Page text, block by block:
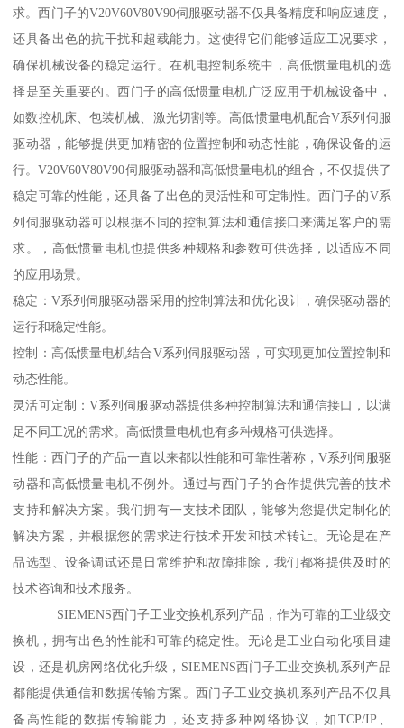
求。西门子的V20V60V80V90伺服驱动器不仅具备精度和响应速度，
还具备出色的抗干扰和超载能力。这使得它们能够适应工况要求，
确保机械设备的稳定运行。在机电控制系统中，高低惯量电机的选
择是至关重要的。西门子的高低惯量电机广泛应用于机械设备中，
如数控机床、包装机械、激光切割等。高低惯量电机配合V系列伺服
驱动器，能够提供更加精密的位置控制和动态性能，确保设备的运
行。V20V60V80V90伺服驱动器和高低惯量电机的组合，不仅提供了
稳定可靠的性能，还具备了出色的灵活性和可定制性。西门子的V系
列伺服驱动器可以根据不同的控制算法和通信接口来满足客户的需
求。，高低惯量电机也提供多种规格和参数可供选择，以适应不同
的应用场景。
稳定：V系列伺服驱动器采用的控制算法和优化设计，确保驱动器的
运行和稳定性能。
控制：高低惯量电机结合V系列伺服驱动器，可实现更加位置控制和
动态性能。
灵活可定制：V系列伺服驱动器提供多种控制算法和通信接口，以满
足不同工况的需求。高低惯量电机也有多种规格可供选择。
性能：西门子的产品一直以来都以性能和可靠性著称，V系列伺服驱
动器和高低惯量电机不例外。通过与西门子的合作提供完善的技术
支持和解决方案。我们拥有一支技术团队，能够为您提供定制化的
解决方案，并根据您的需求进行技术开发和技术转让。无论是在产
品选型、设备调试还是日常维护和故障排除，我们都将提供及时的
技术咨询和技术服务。
SIEMENS西门子工业交换机系列产品，作为可靠的工业级交
换机，拥有出色的性能和可靠的稳定性。无论是工业自动化项目建
设，还是机房网络优化升级，SIEMENS西门子工业交换机系列产品
都能提供通信和数据传输方案。西门子工业交换机系列产品不仅具
备高性能的数据传输能力，还支持多种网络协议，如TCP/IP、